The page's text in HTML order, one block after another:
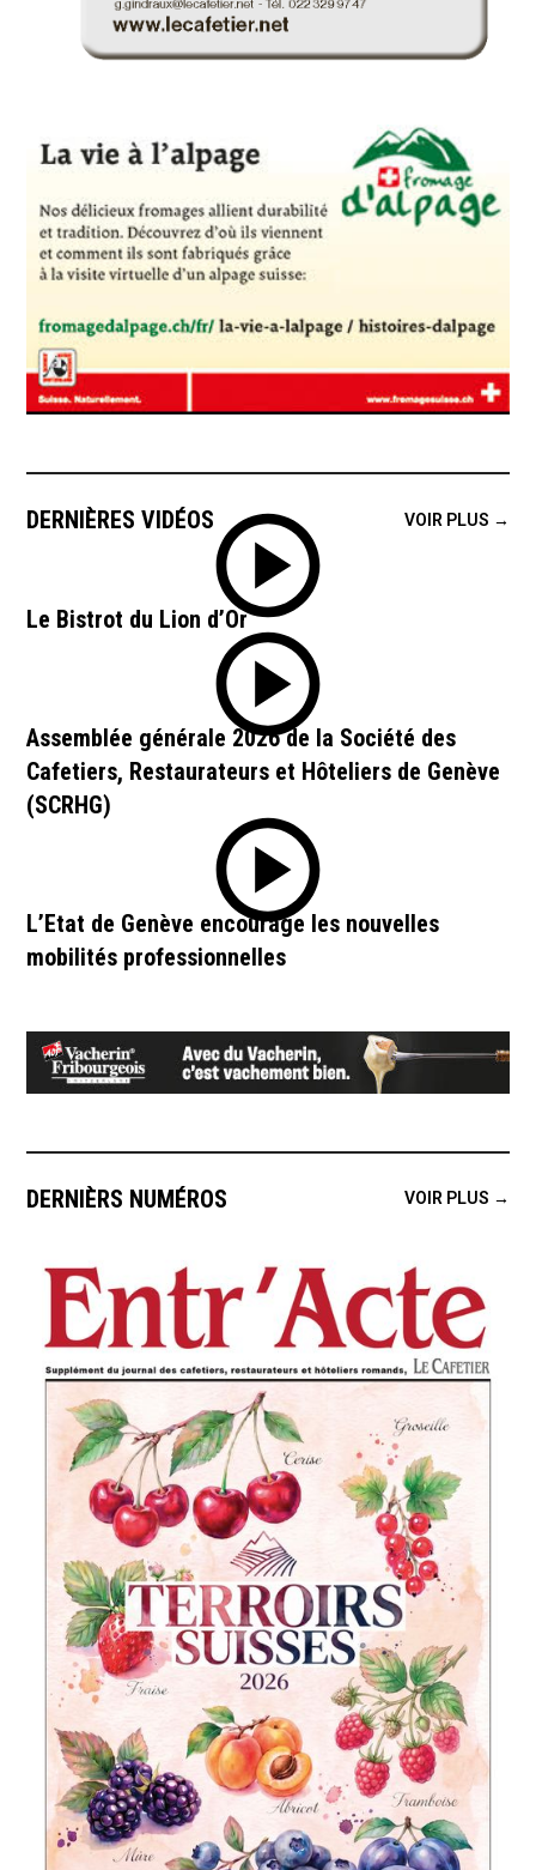
DERNIÈRES VIDÉOS VOIR PLUS →
Le Bistrot du Lion d’Or
Assemblée générale 2026 de la Société des
Cafetiers, Restaurateurs et Hôteliers de Genève
(SCRHG)
L’Etat de Genève encourage les nouvelles
mobilités professionnelles
DERNIÈRS NUMÉROS VOIR PLUS →